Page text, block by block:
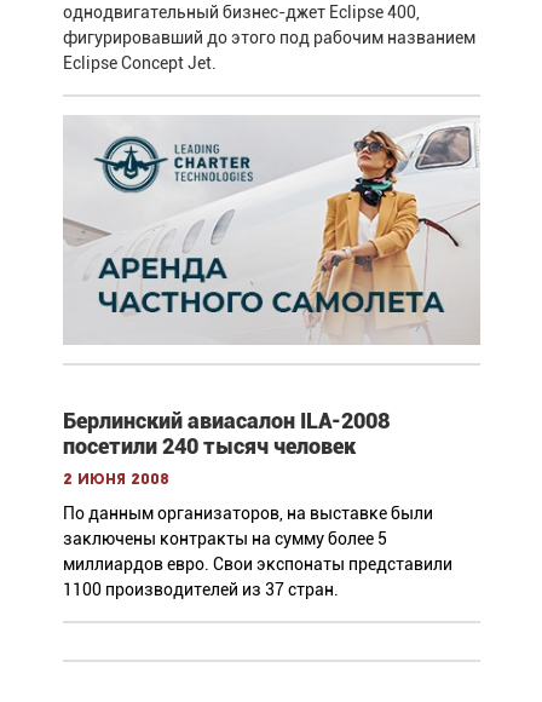
однодвигательный бизнес-джет Eclipse 400,
фигурировавший до этого под рабочим названием
Eclipse Concept Jet.
Берлинский авиасалон ILA-2008
посетили 240 тысяч человек
2 июня 2008
По данным организаторов, на выставке были
заключены контракты на сумму более 5
миллиардов евро. Свои экспонаты представили
1100 производителей из 37 стран.